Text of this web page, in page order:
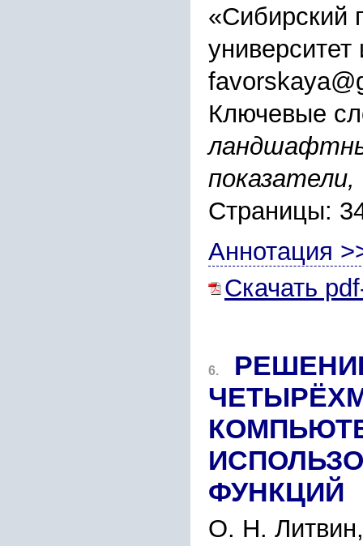
«Сибирский
Ключевые
Страницы:
Аннотация
Скачать
6.
ФУНКЦИЙ
О. Н.